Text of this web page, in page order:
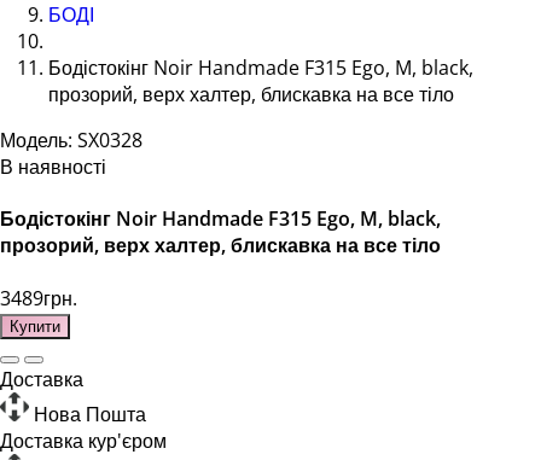
БОДІ
Бодістокінг Noir Handmade F315 Ego, M, black,
прозорий, верх халтер, блискавка на все тіло
Модель: SX0328
В наявності
Бодістокінг Noir Handmade F315 Ego, M, black,
прозорий, верх халтер, блискавка на все тіло
3489грн.
Купити
Доставка
Нова Пошта
Доставка кур'єром